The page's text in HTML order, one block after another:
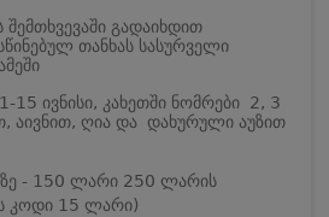
შემთხვევაში გადაიხდით
თანხას სასურველი
15 ივნისი, კახეთში ნომრები 2, 3
აივნით, ღია და დახურული აუზით
- 150 ლარი 250 ლარის
კოდი 15 ლარი)